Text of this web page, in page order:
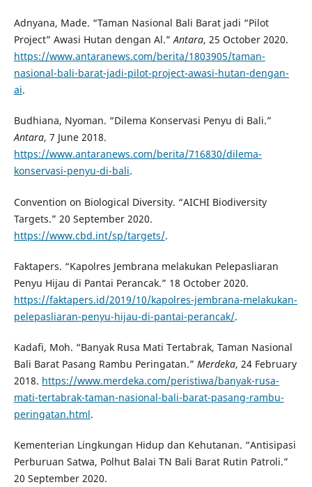
Adnyana, Made. “Taman Nasional Bali Barat jadi “Pilot
Project” Awasi Hutan dengan Al.”Antara, 25 October 2020.
https://www.antaranews.com/berita/1803905/taman-
nasional-bali-barat-jadi-pilot-project-awasi-hutan-dengan-
ai.
Budhiana, Nyoman. “Dilema Konservasi Penyu di Bali.”
Antara, 7 June 2018.
https://www.antaranews.com/berita/716830/dilema-
konservasi-penyu-di-bali.
Convention on Biological Diversity. “AICHI Biodiversity
Targets.” 20 September 2020.
https://www.cbd.int/sp/targets/.
Faktapers. “Kapolres Jembrana melakukan Pelepasliaran
Penyu Hijau di Pantai Perancak.” 18 October 2020.
https://faktapers.id/2019/10/kapolres-jembrana-melakukan-
pelepasliaran-penyu-hijau-di-pantai-perancak/.
Kadafi, Moh. “Banyak Rusa Mati Tertabrak, Taman Nasional
Bali Barat Pasang Rambu Peringatan.” Merdeka, 24 February
2018. https://www.merdeka.com/peristiwa/banyak-rusa-
mati-tertabrak-taman-nasional-bali-barat-pasang-rambu-
peringatan.html.
Kementerian Lingkungan Hidup dan Kehutanan. “Antisipasi
Perburuan Satwa, Polhut Balai TN Bali Barat Rutin Patroli.”
20 September 2020.